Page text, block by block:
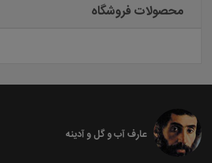
محصولات فروشگاه
عارف آب و گل و آدینه